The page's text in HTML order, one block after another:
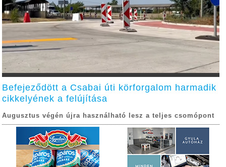
Befejeződött a Csabai úti körforgalom harmadik
cikkelyének a felújítása
Augusztus végén újra használható lesz a teljes csomópont